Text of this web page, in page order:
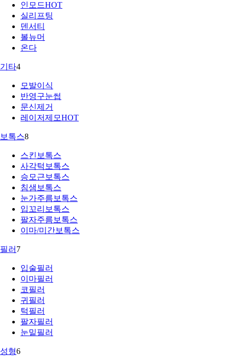
인모드HOT
실리프팅
덴서티
볼뉴머
온다
기타4
모발이식
반영구눈썹
문신제거
레이저제모HOT
보톡스8
스킨보톡스
사각턱보톡스
승모근보톡스
침샘보톡스
눈가주름보톡스
입꼬리보톡스
팔자주름보톡스
이마/미간보톡스
필러 7
입술필러
이마필러
코필러
귀필러
턱필러
팔자필러
눈밑필러
성형6